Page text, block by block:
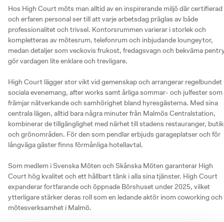
Hos High Court möts man alltid av en inspirerande miljö där certifierad
och erfaren personal ser till att varje arbetsdag präglas av både
professionalitet och trivsel. Kontorsrummen varierar i storlek och
kompletteras av mötesrum, telefonrum och inbjudande loungeytor,
medan detaljer som veckovis frukost, fredagsvagn och bekväma
gör vardagen lite enklare och trevligare.
High Court lägger stor vikt vid gemenskap och arrangerar regelbundet
sociala evenemang, after works samt årliga sommar- och julfester som
främjar nätverkande och samhörighet bland hyresgästerna. Med sina
centrala lägen, alltid bara några minuter från Malmös Centralstation,
kombinerar de tillgänglighet med närhet till stadens restauranger,
och grönområden. För den som pendlar erbjuds garageplatser och för
långväga gäster finns förmånliga hotellavtal.
Som medlem i Svenska Möten och Skånska Möten garanterar High
Court hög kvalitet och ett hållbart tänk i alla sina tjänster. High Court
expanderar fortfarande och öppnade Börshuset under 2025, vilket
ytterligare stärker deras roll som en ledande aktör inom coworking och
mötesverksamhet i Malmö.